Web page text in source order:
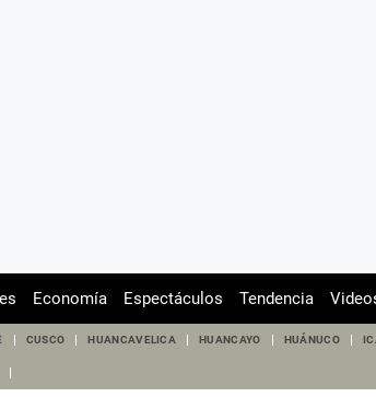
Economía Espectáculos Tendencia
CUSCO HUANCAVELICA HUANCAYO HUÁNUCO